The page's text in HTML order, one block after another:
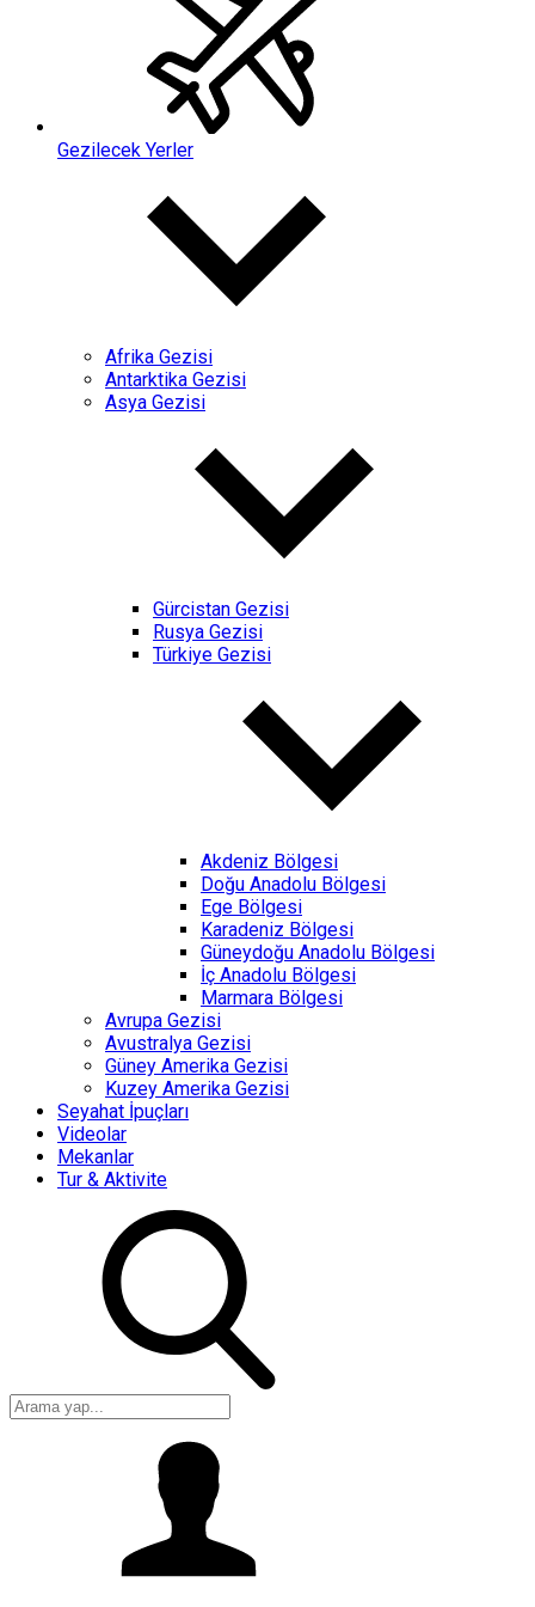
Gezilecek Yerler
Afrika Gezisi
Antarktika Gezisi
Asya Gezisi
Gürcistan Gezisi
Rusya Gezisi
Türkiye Gezisi
Akdeniz Bölgesi
Doğu Anadolu Bölgesi
Ege Bölgesi
Karadeniz Bölgesi
Güneydoğu Anadolu Bölgesi
İç Anadolu Bölgesi
Marmara Bölgesi
Avrupa Gezisi
Avustralya Gezisi
Güney Amerika Gezisi
Kuzey Amerika Gezisi
Seyahat İpuçları
Videolar
Mekanlar
Tur & Aktivite